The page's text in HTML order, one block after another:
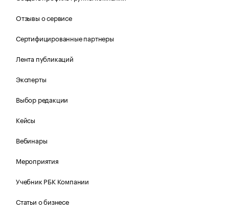
Отзывы о сервисе
Сертифицированные партнеры
Лента публикаций
Эксперты
Выбор редакции
Кейсы
Вебинары
Мероприятия
Учебник РБК Компании
Статьи о бизнесе